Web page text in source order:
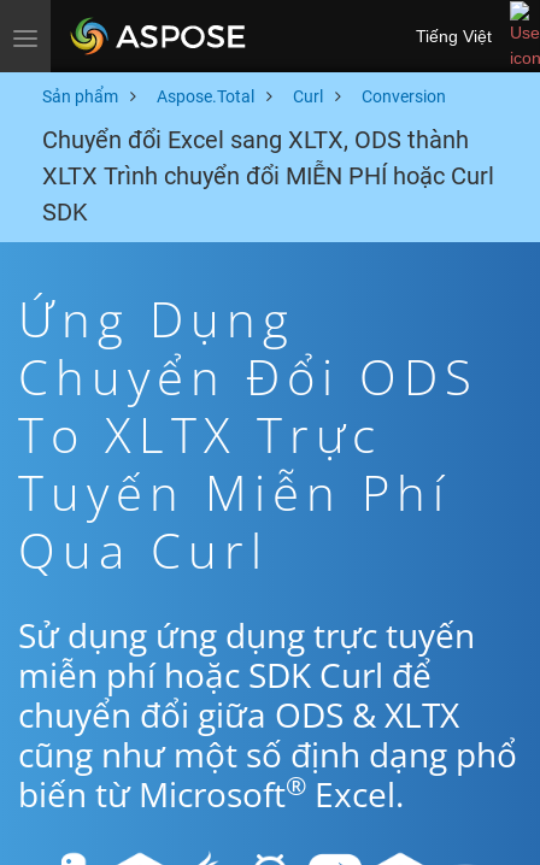
Toggle navigation Tiếng Việt
Sản phẩm Aspose.Total Curl Conversion
Chuyển đổi Excel sang XLTX, ODS thành
XLTX Trình chuyển đổi MIỄN PHÍ hoặc Curl
SDK
Ứng Dụng
Chuyển Đổi ODS
To XLTX Trực
Tuyến Miễn Phí
Qua Curl
Sử dụng ứng dụng trực tuyến
miễn phí hoặc SDK Curl để
chuyển đổi giữa ODS & XLTX
cũng như một số định dạng phổ
biến từ Microsoft® Excel.